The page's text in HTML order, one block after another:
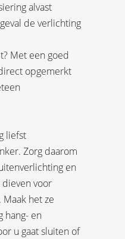
alvast
de verlichting
Met een goed
opgemerkt
liefst
Zorg daarom
en
voor
het ze
hang- en
u gaat sluiten of